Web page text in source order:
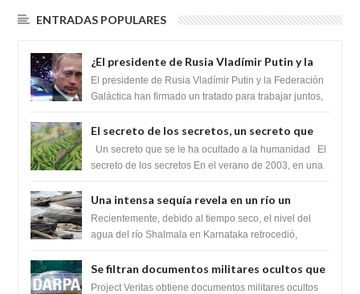
ENTRADAS POPULARES
¿El presidente de Rusia Vladímir Putin y la
Federación Galactica han firmado un
tratado para acabar con los Sionistas?
El presidente de Rusia Vladímir Putin y la Federación
Galáctica han firmado un tratado para trabajar juntos,
El secreto de los secretos, un secreto que
cambiaría por completo el destino de la
humanidad
Un secreto que se le ha ocultado a la humanidad El
secreto de los secretos En el verano de 2003, en una
Una intensa sequía revela en un río un
impresionante hallazgo de miles de Shiva
Lingas
Recientemente, debido al tiempo seco, el nivel del
agua del río Shalmala en Karnataka retrocedió,
Se filtran documentos militares ocultos que
muestran la intención de los NIH de crear el
Project Veritas obtiene documentos militares ocultos